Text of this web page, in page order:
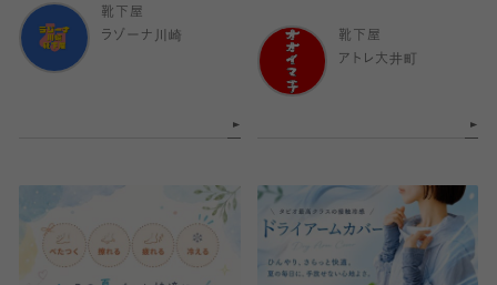
靴下屋
ラゾーナ川崎
靴下屋
アトレ大井町